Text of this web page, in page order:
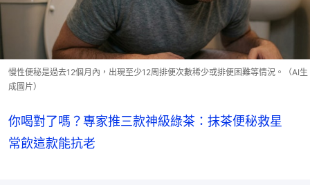
慢性便秘是過去12個月內，出現至少12周排便次數稀少或排便困難等情況。（AI生
成圖片）
你喝對了嗎？專家推三款神級綠茶：抹茶便秘救星
常飲這款能抗老